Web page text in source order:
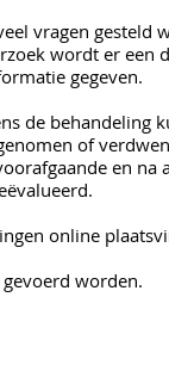
vragen
wordt er een
gegeven.
de behandeling
of
en
online
worden.